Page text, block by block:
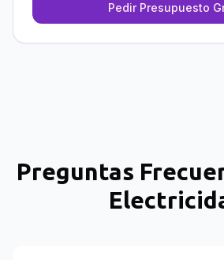
Pedir Presupuesto
Preguntas